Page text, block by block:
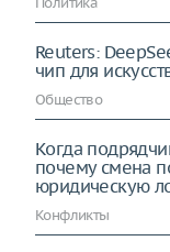
Reuters:
чип для
Общество
Когда
почему смена
юридическую
Конфликты